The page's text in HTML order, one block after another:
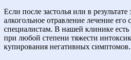
Если после застолья или в результате
алкогольное отравление лечение его
специалистам. В нашей клинике
при любой степени тяжести
купирования негативных симптомов.